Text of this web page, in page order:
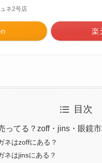
ネ2号店
楽
目次
ってる？zoff・jins・眼鏡
ネはzoffにある？
ネはjinsにある？